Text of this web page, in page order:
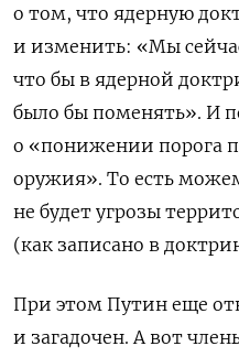
о том, что ядерную
и изменить: «Мы
что бы в ядерной
было бы поменять». И
о «понижении порога
оружия». То есть
не будет угрозы
(как записано в
При этом Путин еще
и загадочен. А вот